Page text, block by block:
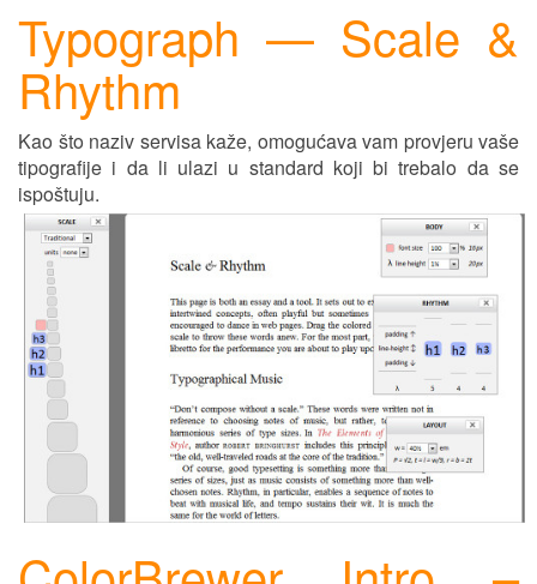
Typograph — Scale &
Rhythm
Kao što naziv servisa kaže, omogućava vam provjeru vaše
tipografije i da li ulazi u standard koji bi trebalo da se
ispoštuju.